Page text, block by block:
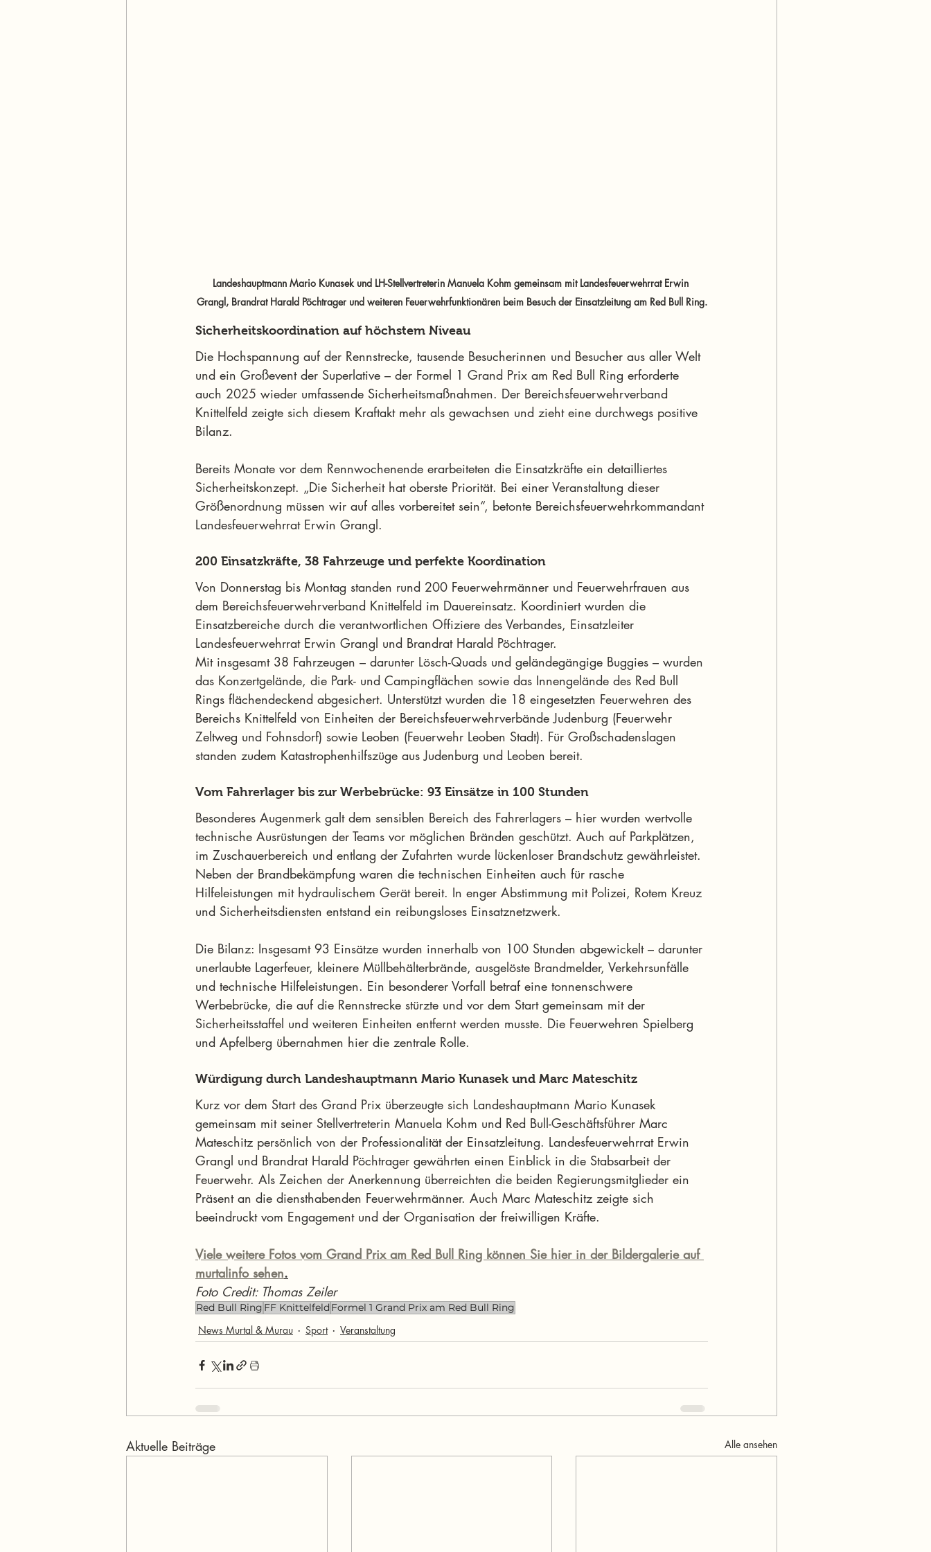
Landeshauptmann Mario Kunasek und LH-Stellvertreterin Manuela Kohm gemeinsam mit Landesfeuerwehrrat Erwin
Grangl, Brandrat Harald Pöchtrager und weiteren Feuerwehrfunktionären beim Besuch der Einsatzleitung am Red Bull Ring.
Sicherheitskoordination auf höchstem Niveau
Die Hochspannung auf der Rennstrecke, tausende Besucherinnen und Besucher aus aller Welt
und ein Großevent der Superlative – der Formel 1 Grand Prix am Red Bull Ring erforderte
auch 2025 wieder umfassende Sicherheitsmaßnahmen. Der Bereichsfeuerwehrverband
Knittelfeld zeigte sich diesem Kraftakt mehr als gewachsen und zieht eine durchwegs positive
Bilanz.
Bereits Monate vor dem Rennwochenende erarbeiteten die Einsatzkräfte ein detailliertes
Sicherheitskonzept. „Die Sicherheit hat oberste Priorität. Bei einer Veranstaltung dieser
Größenordnung müssen wir auf alles vorbereitet sein“, betonte Bereichsfeuerwehrkommandant
Landesfeuerwehrrat Erwin Grangl.
200 Einsatzkräfte, 38 Fahrzeuge und perfekte Koordination
Von Donnerstag bis Montag standen rund 200 Feuerwehrmänner und Feuerwehrfrauen aus
dem Bereichsfeuerwehrverband Knittelfeld im Dauereinsatz. Koordiniert wurden die
Einsatzbereiche durch die verantwortlichen Offiziere des Verbandes, Einsatzleiter
Landesfeuerwehrrat Erwin Grangl und Brandrat Harald Pöchtrager.
Mit insgesamt 38 Fahrzeugen – darunter Lösch-Quads und geländegängige Buggies – wurden
das Konzertgelände, die Park- und Campingflächen sowie das Innengelände des Red Bull
Rings flächendeckend abgesichert. Unterstützt wurden die 18 eingesetzten Feuerwehren des
Bereichs Knittelfeld von Einheiten der Bereichsfeuerwehrverbände Judenburg (Feuerwehr
Zeltweg und Fohnsdorf) sowie Leoben (Feuerwehr Leoben Stadt). Für Großschadenslagen
standen zudem Katastrophenhilfszüge aus Judenburg und Leoben bereit.
Vom Fahrerlager bis zur Werbebrücke: 93 Einsätze in 100 Stunden
Besonderes Augenmerk galt dem sensiblen Bereich des Fahrerlagers – hier wurden wertvolle
technische Ausrüstungen der Teams vor möglichen Bränden geschützt. Auch auf Parkplätzen,
im Zuschauerbereich und entlang der Zufahrten wurde lückenloser Brandschutz gewährleistet.
Neben der Brandbekämpfung waren die technischen Einheiten auch für rasche
Hilfeleistungen mit hydraulischem Gerät bereit. In enger Abstimmung mit Polizei, Rotem Kreuz
und Sicherheitsdiensten entstand ein reibungsloses Einsatznetzwerk.
Die Bilanz: Insgesamt 93 Einsätze wurden innerhalb von 100 Stunden abgewickelt – darunter
unerlaubte Lagerfeuer, kleinere Müllbehälterbrände, ausgelöste Brandmelder, Verkehrsunfälle
und technische Hilfeleistungen. Ein besonderer Vorfall betraf eine tonnenschwere
Werbebrücke, die auf die Rennstrecke stürzte und vor dem Start gemeinsam mit der
Sicherheitsstaffel und weiteren Einheiten entfernt werden musste. Die Feuerwehren Spielberg
und Apfelberg übernahmen hier die zentrale Rolle.
Würdigung durch Landeshauptmann Mario Kunasek und Marc Mateschitz
Kurz vor dem Start des Grand Prix überzeugte sich Landeshauptmann Mario Kunasek
gemeinsam mit seiner Stellvertreterin Manuela Kohm und Red Bull-Geschäftsführer Marc
Mateschitz persönlich von der Professionalität der Einsatzleitung. Landesfeuerwehrrat Erwin
Grangl und Brandrat Harald Pöchtrager gewährten einen Einblick in die Stabsarbeit der
Feuerwehr. Als Zeichen der Anerkennung überreichten die beiden Regierungsmitglieder ein
Präsent an die diensthabenden Feuerwehrmänner. Auch Marc Mateschitz zeigte sich
beeindruckt vom Engagement und der Organisation der freiwilligen Kräfte.
Viele weitere Fotos vom Grand Prix am Red Bull Ring können Sie hier in der Bildergalerie auf
murtalinfo sehen.
Foto Credit: Thomas Zeiler
Red Bull Ring FF Knittelfeld Formel 1 Grand Prix am Red Bull Ring
News Murtal & Murau Sport Veranstaltung
Aktuelle Beiträge Alle ansehen